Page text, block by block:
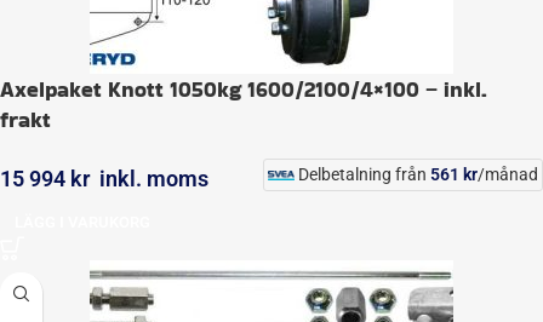
Axelpaket Knott 1050kg 1600/2100/4×100 – inkl.
frakt
15 994 kr inkl. moms Delbetalning från 561 kr/månad